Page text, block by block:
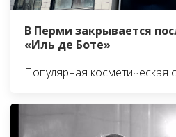
В Перми закрывается
«Иль де Боте»
Популярная косметическая